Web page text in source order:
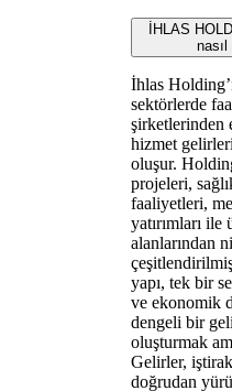
İHLAS
İhlas
sektörlerde
şirketlerinden
hizmet
oluşur.
projeleri,
faaliyetleri,
yatırımları
alanlarından
yapı, tek bir
ve ekonomik
dengeli bir
oluşturmak
Gelirler,
doğrudan